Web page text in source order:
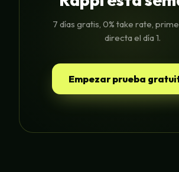
7 días gratis, 0% take rate,
directa el día 1.
Empezar prueba